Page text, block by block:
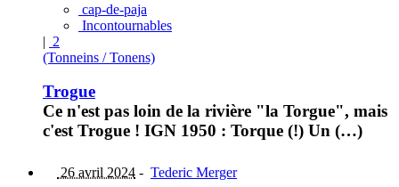
cap-de-paja
Incontournables
| 2
(Tonneins / Tonens)
Trogue
Ce n'est pas loin de la rivière "la Torgue", mais
c'est Trogue ! IGN 1950 : Torque (!) Un (…)
26 avril 2024 - Tederic Merger